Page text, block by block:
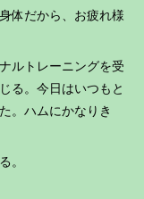
体だから、お疲れ様
ルトレーニングを受
る。今日はいつもと
。ハムにかなりき
。